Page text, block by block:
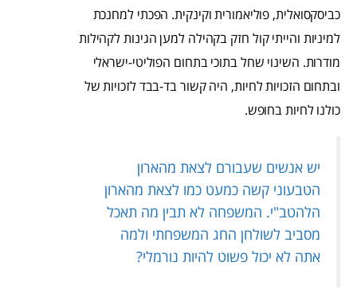
כביסקסואלית, פוליאמורית וקינקית. הפכתי למחנכת
למיניות והייתי קול חזק בקהילה למען הגינות לקהילות
מודרות. השינוי שחל בתוכי בתחום הפוליטי-ישראלי
ובתחום הזכויות לחיות, היה קשור בד-בבד לזכויות של
כולנו לחיות בחופש.
יש אנשים שעבורם לצאת מהארון
הטבעוני קשה כמעט כמו לצאת מהארון
הלהטב"י. המשפחה לא תבין מה תאכל
מסביב לשולחן החג המשפחתי ולמה
אתה לא יכול פשוט להיות נורמלי?